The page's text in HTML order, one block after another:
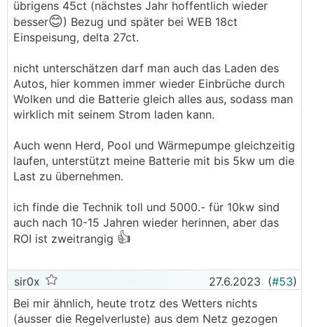
übrigens 45ct (nächstes Jahr hoffentlich wieder
besser😊) Bezug und später bei WEB 18ct
Einspeisung, delta 27ct.
nicht unterschätzen darf man auch das Laden des
Autos, hier kommen immer wieder Einbrüche durch
Wolken und die Batterie gleich alles aus, sodass man
wirklich mit seinem Strom laden kann.
Auch wenn Herd, Pool und Wärmepumpe gleichzeitig
laufen, unterstützt meine Batterie mit bis 5kw um die
Last zu übernehmen.
ich finde die Technik toll und 5000.- für 10kw sind
auch nach 10-15 Jahren wieder herinnen, aber das
ROI ist zweitrangig 👍
sir0x 27.6.2023 (#53)
Bei mir ähnlich, heute trotz des Wetters nichts
(ausser die Regelverluste) aus dem Netz gezogen